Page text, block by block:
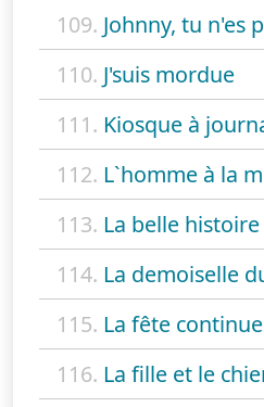
109. Johnny, tu n'es
110. J'suis mordue
111. Kiosque à
112. L`homme à la
113. La belle
114. La demoiselle
115. La fête continue
116. La fille et le